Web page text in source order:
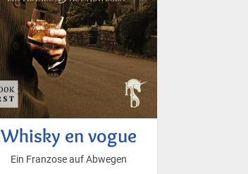
Whisky en vogue
Ein Franzose auf Abwegen